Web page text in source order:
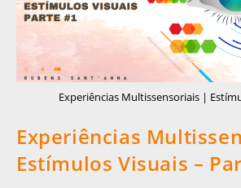
Experiências Multissensoriais |
Experiências
Estímulos Visuais –